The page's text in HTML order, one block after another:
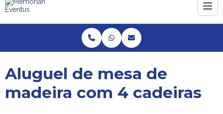
Aluguel de mesa de
madeira com 4 cadeiras